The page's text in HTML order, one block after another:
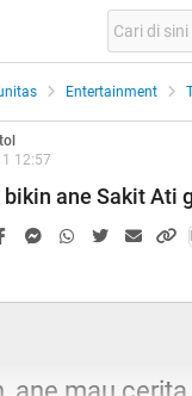
Entertainment
12:57
bikin ane Sakit Ati